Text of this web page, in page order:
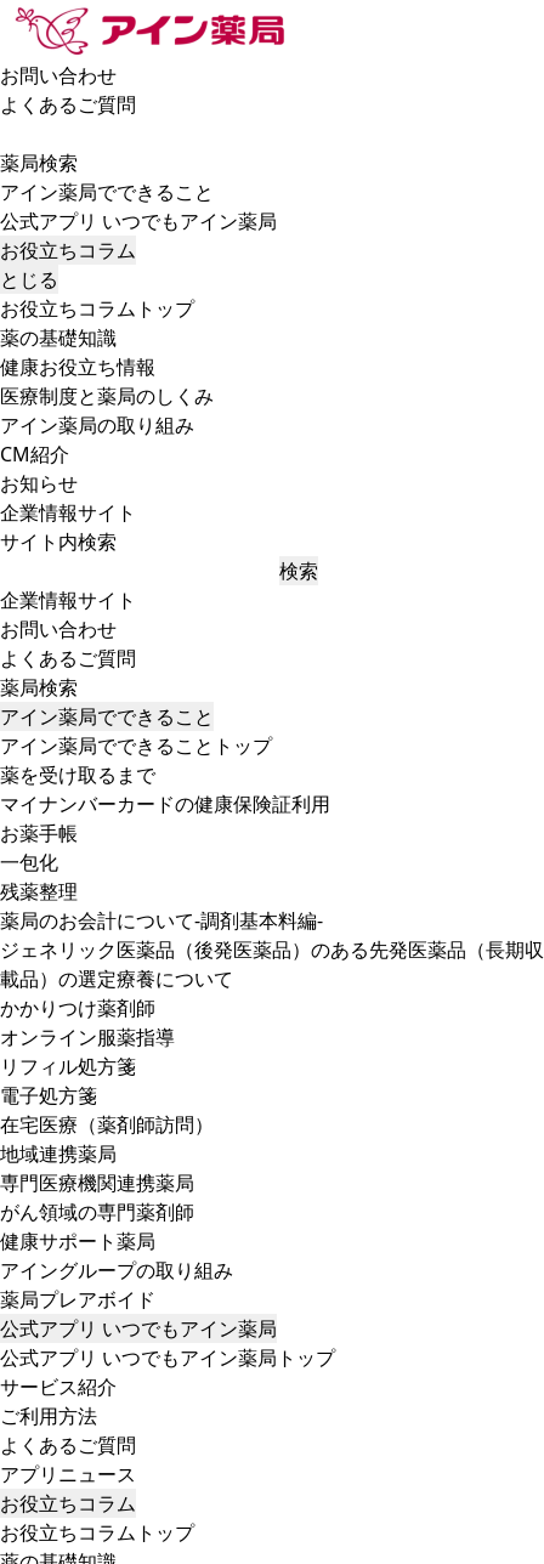
お問い合わせ
よくあるご質問
薬局検索
アイン薬局でできること
公式アプリ いつでもアイン薬局
お役立ちコラム
とじる
お役立ちコラムトップ
薬の基礎知識
健康お役立ち情報
医療制度と薬局のしくみ
アイン薬局の取り組み
CM紹介
お知らせ
企業情報サイト
サイト内検索
検索
企業情報サイト
お問い合わせ
よくあるご質問
薬局検索
アイン薬局でできること
アイン薬局でできることトップ
薬を受け取るまで
マイナンバーカードの健康保険証利用
お薬手帳
一包化
残薬整理
薬局のお会計について-調剤基本料編-
ジェネリック医薬品（後発医薬品）のある先発医薬品（長期収
載品）の選定療養について
かかりつけ薬剤師
オンライン服薬指導
リフィル処方箋
電子処方箋
在宅医療（薬剤師訪問）
地域連携薬局
専門医療機関連携薬局
がん領域の専門薬剤師
健康サポート薬局
アイングループの取り組み
薬局プレアボイド
公式アプリ いつでもアイン薬局
公式アプリ いつでもアイン薬局トップ
サービス紹介
ご利用方法
よくあるご質問
アプリニュース
お役立ちコラム
お役立ちコラムトップ